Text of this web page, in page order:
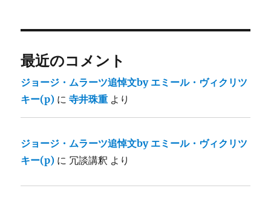
最近のコメント
ジョージ・ムラーツ追悼文by エミール・ヴィクリツ
キー(p) に寺井珠重 より
ジョージ・ムラーツ追悼文by エミール・ヴィクリツ
キー(p) に 冗談講釈 より